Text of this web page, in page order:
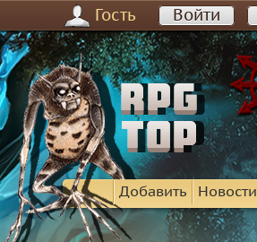
Гость Войти
Добавить Новости